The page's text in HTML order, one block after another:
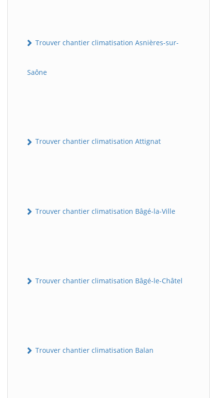
Trouver chantier climatisation Asnières-sur-
Saône
Trouver chantier climatisation Attignat
Trouver chantier climatisation Bâgé-la-Ville
Trouver chantier climatisation Bâgé-le-Châtel
Trouver chantier climatisation Balan